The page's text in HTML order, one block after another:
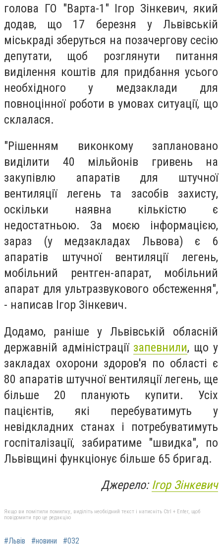
голова ГО "Варта-1" Ігор Зінкевич, який
додав, що 17 березня у Львівській
міськраді зберуться на позачергову сесію
депутати, щоб розглянути питання
виділення коштів для придбання усього
необхідного у медзаклади для
повноцінної роботи в умовах ситуації, що
склалася.
"Рішенням виконкому заплановано
виділити 40 мільйонів гривень на
закупівлю апаратів для штучної
вентиляції легень та засобів захисту,
оскільки наявна кількістю є
недостатньою. За моєю інформацією,
зараз (у медзакладах Львова) є 6
апаратів штучної вентиляції легень,
мобільний рентген-апарат, мобільний
апарат для ультразвукового обстеження",
- написав Ігор Зінкевич.
Додамо, раніше у Львівській обласній
державній адміністрації запевнили, що у
закладах охорони здоров'я по області є
80 апаратів штучної вентиляції легень, ще
більше 20 планують купити. Усіх
пацієнтів, які перебуватимуть у
невідкладних станах і потребуватимуть
госпіталізації, забиратиме "швидка", по
Львівщині функціонує більше 65 бригад.
Джерело: Ігор Зінкевич
Якщо ви помітили помилку, виділіть необхідний текст і натисніть Ctrl + Enter, щоб
повідомити про це редакцію
#Львів #новини #032